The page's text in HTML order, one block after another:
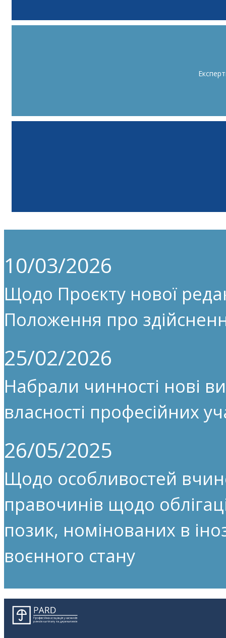
10/03/2026
Щодо Проєкту нової
Положення про
25/02/2026
Набрали чинності нові
власності професійних
26/05/2025
Щодо особливостей
правочинів щодо
позик, номінованих в
воєнного стану